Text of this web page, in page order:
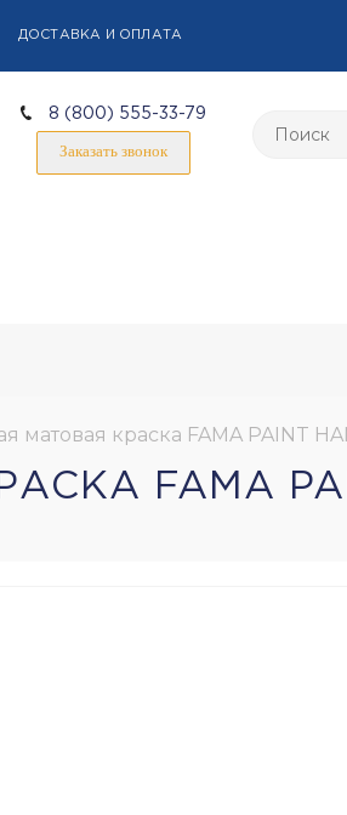
ДОСТАВКА И ОПЛАТА
8 (800) 555-33-79
Заказать звонок
матовая краска FAMA PAINT
FAMA